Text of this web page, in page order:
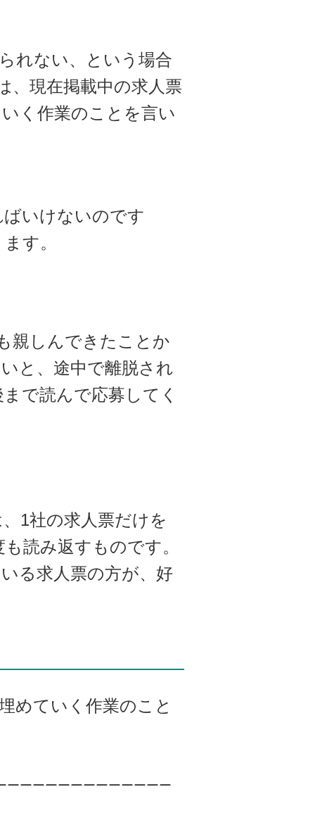
れない、という場合
、現在掲載中の求人票
く作業のことを言い
いけないのです
す。
親しんできたことか
と、途中で離脱され
で読んで応募してく
1社の求人票だけを
読み返すものです。
る求人票の方が、好
めていく作業のこと
ーーーーーーーーーーーーー